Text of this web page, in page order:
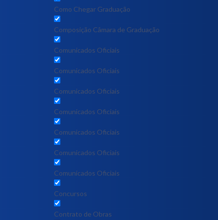
Como Chegar Graduação
Composição Câmara de Graduação
Comunicados Oficiais
Comunicados Oficiais
Comunicados Oficiais
Comunicados Oficiais
Comunicados Oficiais
Comunicados Oficiais
Comunicados Oficiais
Concursos
Contrato de Obras